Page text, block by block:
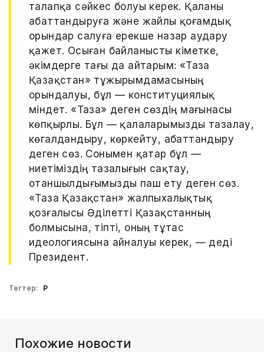
талапқа сәйкес болуы керек. Қаланы
абаттандыруға және жайлы қоғамдық
орындар салуға ерекше назар аудару
қажет. Осыған байланысты Үкіметке,
әкімдерге тағы да айтарым: «Таза
Қазақстан» тұжырымдамасының
орындалуы, бұл — конституциялық
міндет. «Таза» деген сөздің мағынасы
көпқырлы. Бұл — қалаларымызды тазалау,
көгалдандыру, көркейту, абаттандыру
деген сөз. Сонымен қатар бұл —
ниетіміздің тазалығын сақтау,
отаншылдығымызды паш ету деген сөз.
«Таза Қазақстан» жалпыхалықтық
қозғалысы Әділетті Қазақстанның
болмысына, тіпті, оның тұтас
идеологиясына айналуы керек, — деді
Президент.
Тегтер: ҚР
Похожие новости